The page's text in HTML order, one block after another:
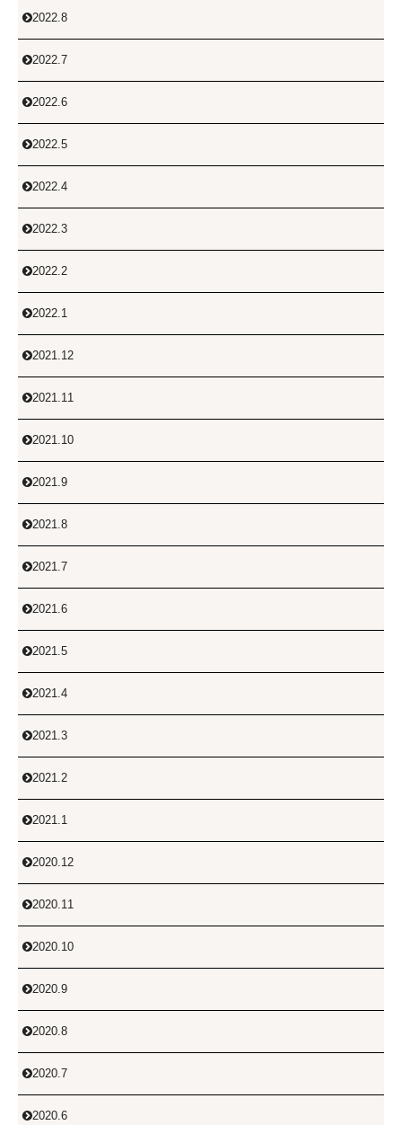
2022.8
2022.7
2022.6
2022.5
2022.4
2022.3
2022.2
2022.1
2021.12
2021.11
2021.10
2021.9
2021.8
2021.7
2021.6
2021.5
2021.4
2021.3
2021.2
2021.1
2020.12
2020.11
2020.10
2020.9
2020.8
2020.7
2020.6